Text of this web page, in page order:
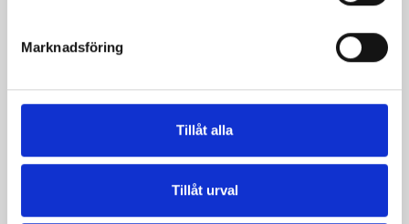
Marknadsföring
Tillåt alla
Tillåt urval
40% KRAV 1 liter
normalsaltat